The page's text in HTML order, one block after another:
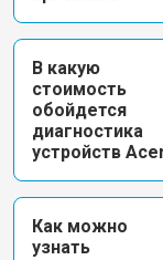
В какую
стоимость
обойдется
диагностика
устройств
Как можно
узнать